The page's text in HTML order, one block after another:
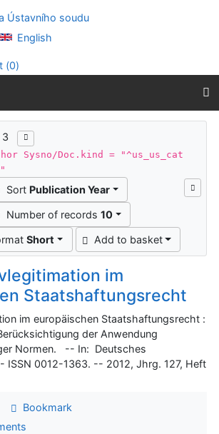
English
(0)
3
Sysno/Doc.kind = "^us_us_cat
Sort Publication Year
Number of records 10
Short Add to basket
im
Staatshaftungsrecht
im europäischen Staatshaftungsrecht :
der Anwendung
Normen. -- In: Deutsches
ISSN 0012-1363. -- 2012, Jhrg. 127, Heft
Bookmark